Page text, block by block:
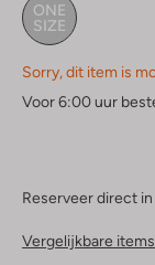
ONE
SIZE
Sorry, dit item is
Voor 6:00 uur
Reserveer direct
Vergelijkbare items